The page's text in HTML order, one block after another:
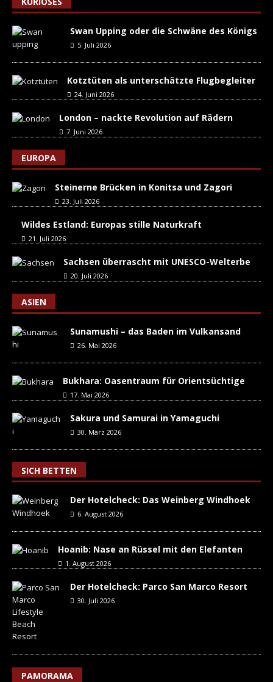
Swan Upping oder die Schwäne des Königs
5. Juli 2026
Kotztüten als unterschätzte Flugbegleiter
24. Juni 2026
London – nackte Revolution auf Rädern
7. Juni 2026
EUROPA
Steinerne Brücken in Konitsa und Zagori
23. Juli 2026
Wildes Estland: Europas stille Naturkraft
21. Juli 2026
Sachsen überrascht mit UNESCO-Welterbe
20. Juli 2026
ASIEN
Sunamushi – das Baden im Vulkansand
26. Mai 2026
Bukhara: Oasentraum für Orientsüchtige
17. Mai 2026
Sakura und Samurai in Yamaguchi
30. März 2026
SICH BETTEN
Der Hotelcheck: Das Weinberg Windhoek
6. August 2026
Hoanib: Nase an Rüssel mit den Elefanten
1. August 2026
Der Hotelcheck: Parco San Marco Resort
30. Juli 2026
PAMORAMA